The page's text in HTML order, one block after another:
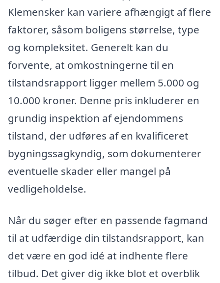
Klemensker kan variere afhængigt af flere
faktorer, såsom boligens størrelse, type
og kompleksitet. Generelt kan du
forvente, at omkostningerne til en
tilstandsrapport ligger mellem 5.000 og
10.000 kroner. Denne pris inkluderer en
grundig inspektion af ejendommens
tilstand, der udføres af en kvalificeret
bygningssagkyndig, som dokumenterer
eventuelle skader eller mangel på
vedligeholdelse.
Når du søger efter en passende fagmand
til at udfærdige din tilstandsrapport, kan
det være en god idé at indhente flere
tilbud. Det giver dig ikke blot et overblik